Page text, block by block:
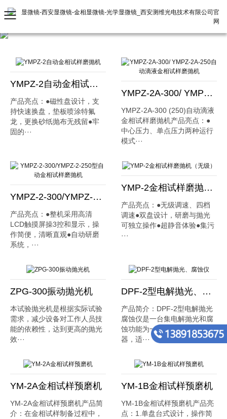
YMPZ-2自动金相试样磨抛机
产品亮点：●磁性盘设计，支
持快速换盘，垫板喷涂特氟
龙，更换砂纸抛布无残留●牢
固的···
YMPZ-2A-300/ YMPZ-2A-250自动滴液金相试样磨抛机
YMPZ-2A-300 (250)自动滴液
金相试样磨抛机产品亮点：●
中心压力、单点压力两种运行
模式···
YMPZ-2-300/​YMPZ-2-250型​自动金相试样磨抛机
产品亮点：●整机采用高清
LCD触摸屏操3控和显示，操
作简便，清晰直观●自动研磨
系统，···
YMP-2金相试样磨抛机（无级）
产品亮点：●无级调速、四档
调速●双盘设计，研磨与抛光
可独立操作●超静音体验●集污
···
ZPG-300振动抛光机
本试验抛光机是根据实际试验
需求，减少设备对工作人员技
能的依赖性，达到更高的抛光
效···
DPF-2型电解抛光、腐蚀仪
产品简介：DPF-2型电解抛光
腐蚀仪是一台集电解抛光和腐
蚀功能为一体的金相制样仪
器，适···
YM-2A金相试样预磨机
YM-2A金相试样预磨机产品简
介：在金相试样制备过程中，
YM-1B金相试样预磨机
YM-1B金相试样预磨机产品亮
点：1.单盘台式设计，操作简